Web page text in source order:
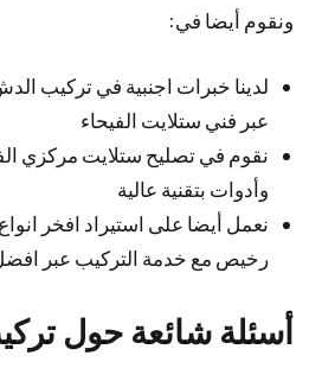
ونقوم أيضا في:
لدينا خبرات اجنبية في تركيب
عبر فني ستلايت الفيحاء
نقوم في تصليح ستلايت مركزي
وأدوات بتقنية عالية
نعمل أيضا على استيراد افخر
رخيص مع خدمة التركيب عبر
أسئلة شائعة حول